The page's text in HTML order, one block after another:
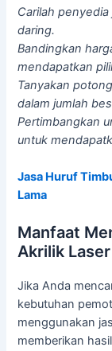
Carilah
daring.
Bandingkan
mendapatkan
Tanyakan
dalam jumlah
Pertimbangkan
untuk
Jasa Huruf
Lama
Manfaat
Akrilik Laser
Jika Anda
kebutuhan
menggunakan
memberikan